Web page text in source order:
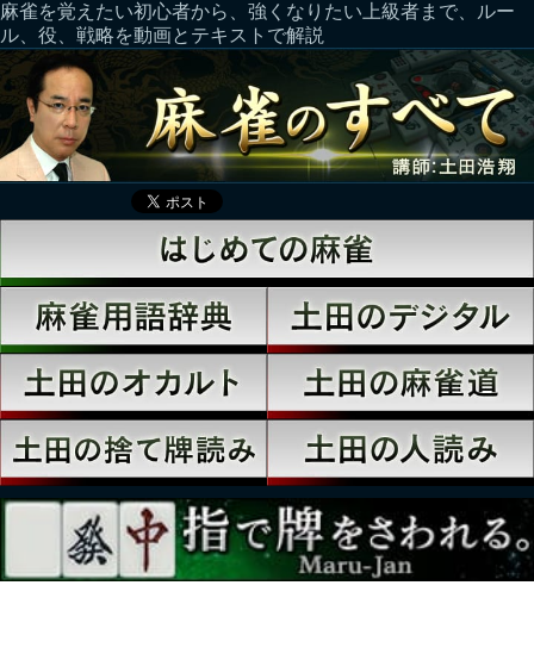
麻雀を覚えたい初心者から、強くなりたい上級者まで、ルー
ル、役、戦略を動画とテキストで解説